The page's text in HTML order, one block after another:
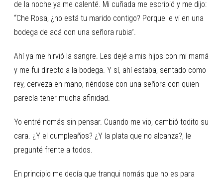
de la noche ya me calenté. Mi cuñada me escribió y me dijo:
“Che Rosa, ¿no está tu marido contigo? Porque le vi en una
bodega de acá con una señora rubia”.
Ahí ya me hirvió la sangre. Les dejé a mis hijos con mi mamá
y me fui directo a la bodega. Y sí, ahí estaba, sentado como
rey, cerveza en mano, riéndose con una señora con quien
parecía tener mucha afinidad.
Yo entré nomás sin pensar. Cuando me vio, cambió todito su
cara. ¿Y el cumpleaños? ¿Y la plata que no alcanza?, le
pregunté frente a todos.
En principio me decía que tranqui nomás que no es para